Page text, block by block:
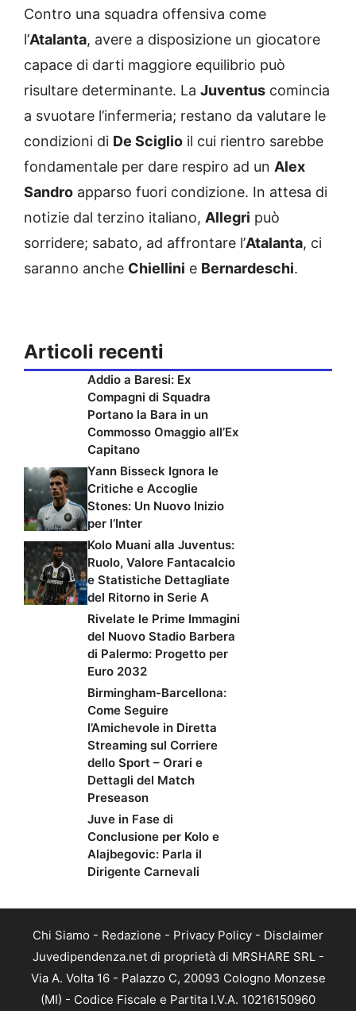
Contro una squadra offensiva come
l’Atalanta, avere a disposizione un giocatore
capace di darti maggiore equilibrio può
risultare determinante. La Juventus comincia
a svuotare l’infermeria; restano da valutare le
condizioni di De Sciglio il cui rientro sarebbe
fondamentale per dare respiro ad un Alex
Sandro apparso fuori condizione. In attesa di
notizie dal terzino italiano, Allegri può
sorridere; sabato, ad affrontare l’Atalanta, ci
saranno anche Chiellini e Bernardeschi.
Articoli recenti
Addio a Baresi: Ex
Compagni di Squadra
Portano la Bara in un
Commosso Omaggio all’Ex
Capitano
Yann Bisseck Ignora le
Critiche e Accoglie
Stones: Un Nuovo Inizio
per l’Inter
Kolo Muani alla Juventus:
Ruolo, Valore Fantacalcio
e Statistiche Dettagliate
del Ritorno in Serie A
Rivelate le Prime Immagini
del Nuovo Stadio Barbera
di Palermo: Progetto per
Euro 2032
Birmingham-Barcellona:
Come Seguire
l’Amichevole in Diretta
Streaming sul Corriere
dello Sport – Orari e
Dettagli del Match
Preseason
Juve in Fase di
Conclusione per Kolo e
Alajbegovic: Parla il
Dirigente Carnevali
Chi Siamo - Redazione - Privacy Policy - Disclaimer
Juvedipendenza.net di proprietà di MRSHARE SRL -
Via A. Volta 16 - Palazzo C, 20093 Cologno Monzese
(MI) - Codice Fiscale e Partita I.V.A. 10216150960